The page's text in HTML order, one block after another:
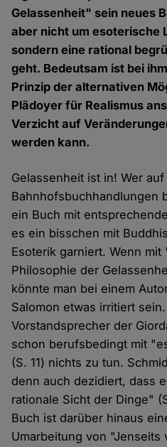
Gelassenheit" sein neues
aber nicht um esoterische
sondern eine rational
geht. Bedeutsam ist bei
Prinzip der alternativen
Plädoyer für Realismus
Verzicht auf
werden kann.
Gelassenheit ist in! Wer
Bahnhofsbuchhandlungen
ein Buch mit
es ein bisschen mit
Esoterik garniert. Wenn
Philosophie der
könnte man bei einem
Salomon etwas irritiert
Vorstandsprecher der
schon berufsbedingt mit
(S. 11) nichts zu tun.
denn auch dezidiert, dass
rationale Sicht der Dinge"
Buch ist darüber hinaus
Umarbeitung von "Jenseits